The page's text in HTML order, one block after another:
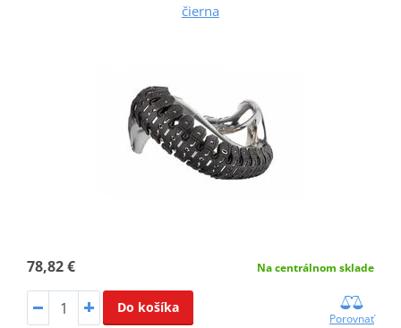
čierna
78,82 € Na centrálnom sklade
Do košíka
Porovnať